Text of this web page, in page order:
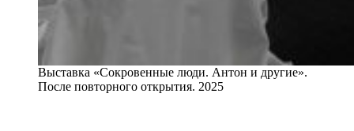
Выставка «Сокровенные люди. Антон и другие».
После повторного открытия. 2025